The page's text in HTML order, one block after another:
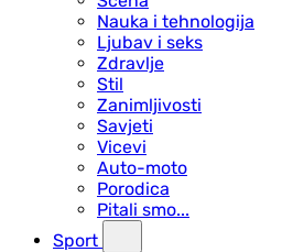
Nauka i tehnologija
Ljubav i seks
Zdravlje
Stil
Zanimljivosti
Savjeti
Vicevi
Auto-moto
Porodica
Pitali smo...
Sport